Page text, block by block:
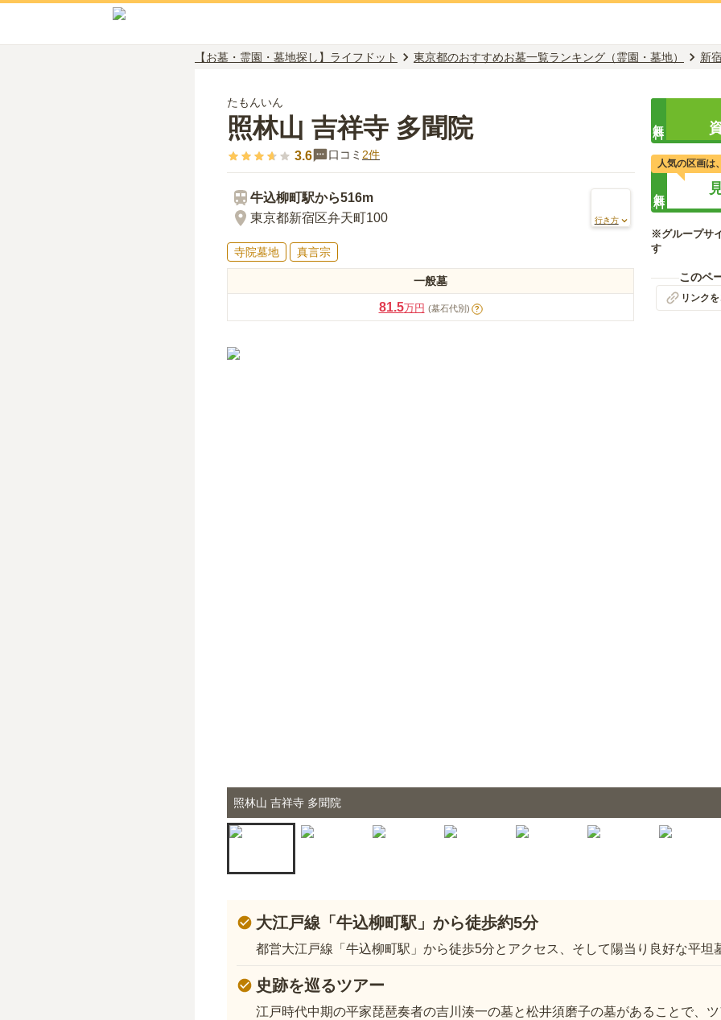
【お墓・霊園・墓地探し】ライフドット 東京都のおすすめお墓一覧ランキング（霊園・墓地） 新
たもんいん
照林山 吉祥寺 多聞院
3.6 口コミ 2件
牛込柳町駅から516m
東京都新宿区弁天町100
行き方
寺院墓地 真言宗
一般墓
81.5万円 (墓石代別) ?
人気の区画は
※グループサ
す
このペ
リンク
照林山 吉祥寺 多聞院
大江戸線「牛込柳町駅」から徒歩約5分
都営大江戸線「牛込柳町駅」から徒歩5分とアクセス、そして陽当り良好な平坦
史跡を巡るツアー
江戸時代中期の平家琵琶奏者の吉川湊一の墓と松井須磨子の墓があることで、